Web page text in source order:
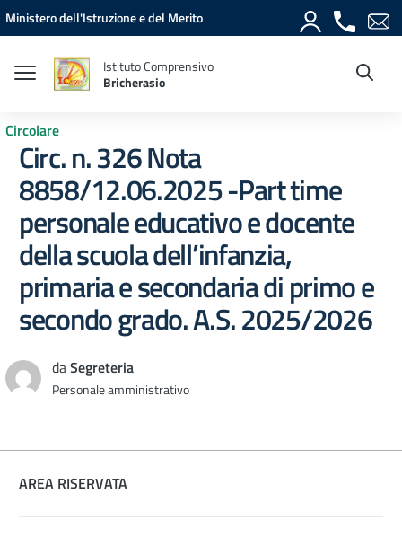
Vai ai contenuti
Vai al menu di navigazione
Vai al footer
Ministero dell'Istruzione e del Merito
Istituto Comprensivo
Bricherasio
Circolare
Circ. n. 326 Nota
8858/12.06.2025 -Part time
personale educativo e docente
della scuola dell’infanzia,
primaria e secondaria di primo e
secondo grado. A.S. 2025/2026
daSegreteria
Personale amministrativo
AREA RISERVATA